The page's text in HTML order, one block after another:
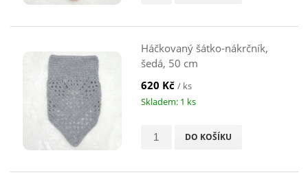
Háčkovaný šátko-nákrčník,
šedá, 50 cm
620 Kč / ks
Skladem: 1 ks
DO KOŠÍKU